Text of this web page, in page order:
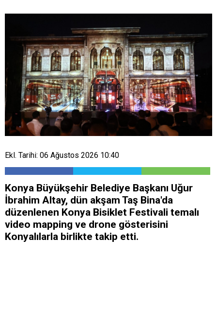
Ekl. Tarihi: 06 Ağustos 2026 10:40
Konya Büyükşehir Belediye Başkanı Uğur
İbrahim Altay, dün akşam Taş Bina'da
düzenlenen Konya Bisiklet Festivali temalı
video mapping ve drone gösterisini
Konyalılarla birlikte takip etti.